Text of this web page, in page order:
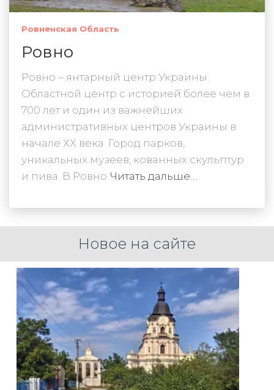
Ровненская Область
Ровно
Ровно – янтарный центр Украины.
Областной центр с историей более чем в
700 лет и один из важнейших
административных центров Украины в
начале ХХ века. Город парков,
уникальных музеев, кованных скульптур
и пива. В Ровно Читать дальше…
Новое на сайте